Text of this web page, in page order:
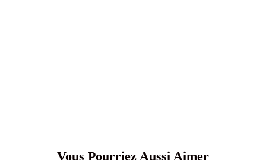
Vous Pourriez Aussi Aimer